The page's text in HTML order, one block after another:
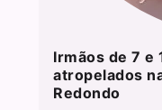
Irmãos de 7 e
atropelados
Redondo